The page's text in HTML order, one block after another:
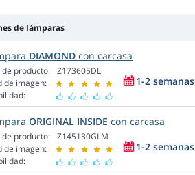
de lámparas
DIAMOND con carcasa
de producto:
de imagen:
Z173605DL
1-2 semanas
ORIGINAL INSIDE con carcasa
de producto:
de imagen:
Z145130GLM
1-2 semanas